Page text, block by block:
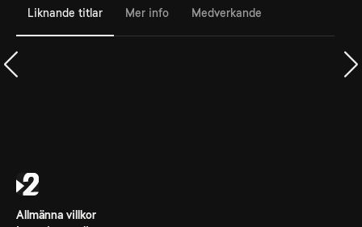
Liknande titlar Mer info Medverkande
Allmänna villkor